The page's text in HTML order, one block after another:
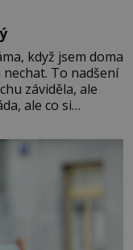
když jsem doma
To nadšení
záviděla, ale
ale co si
když